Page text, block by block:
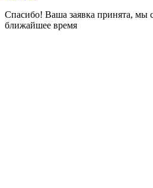
Спасибо! Ваша заявка принята, мы
ближайшее время